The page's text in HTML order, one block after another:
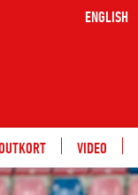
ENGLISH
VIDEO